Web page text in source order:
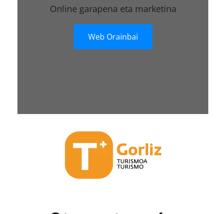
Online garapena eta marketina
Web Orainbai